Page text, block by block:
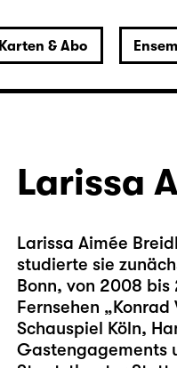
Karten & Abo
Larissa
Larissa Aimée
studierte sie
Bonn, von 2008 bis
Fernsehen
Schauspiel Köln,
Gastengagements